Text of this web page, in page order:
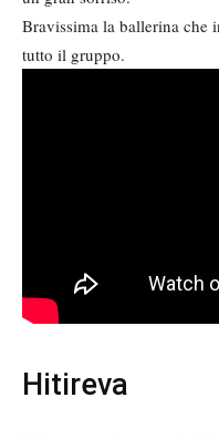
Bravissima la ballerina che
tutto il gruppo.
Hitireva